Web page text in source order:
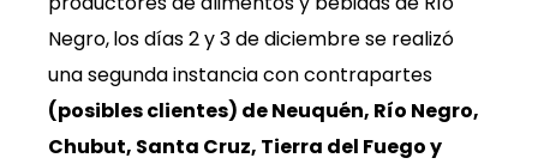
Negro,los días 2 y 3 de diciembre se realizó
una segunda instancia con contrapartes
(posibles clientes) de Neuquén, Río Negro,
Chubut, Santa Cruz, Tierra del Fuego y